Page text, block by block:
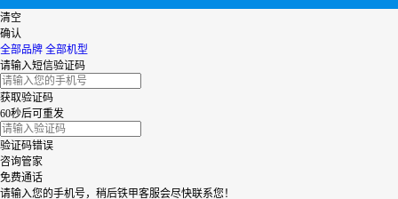
新疆
香港
云南
浙江
清空
确认
全部品牌 全部机型
请输入短信验证码
获取验证码
60秒后可重发
验证码错误
咨询管家
免费通话
请输入您的手机号，稍后铁甲客服会尽快联系您！